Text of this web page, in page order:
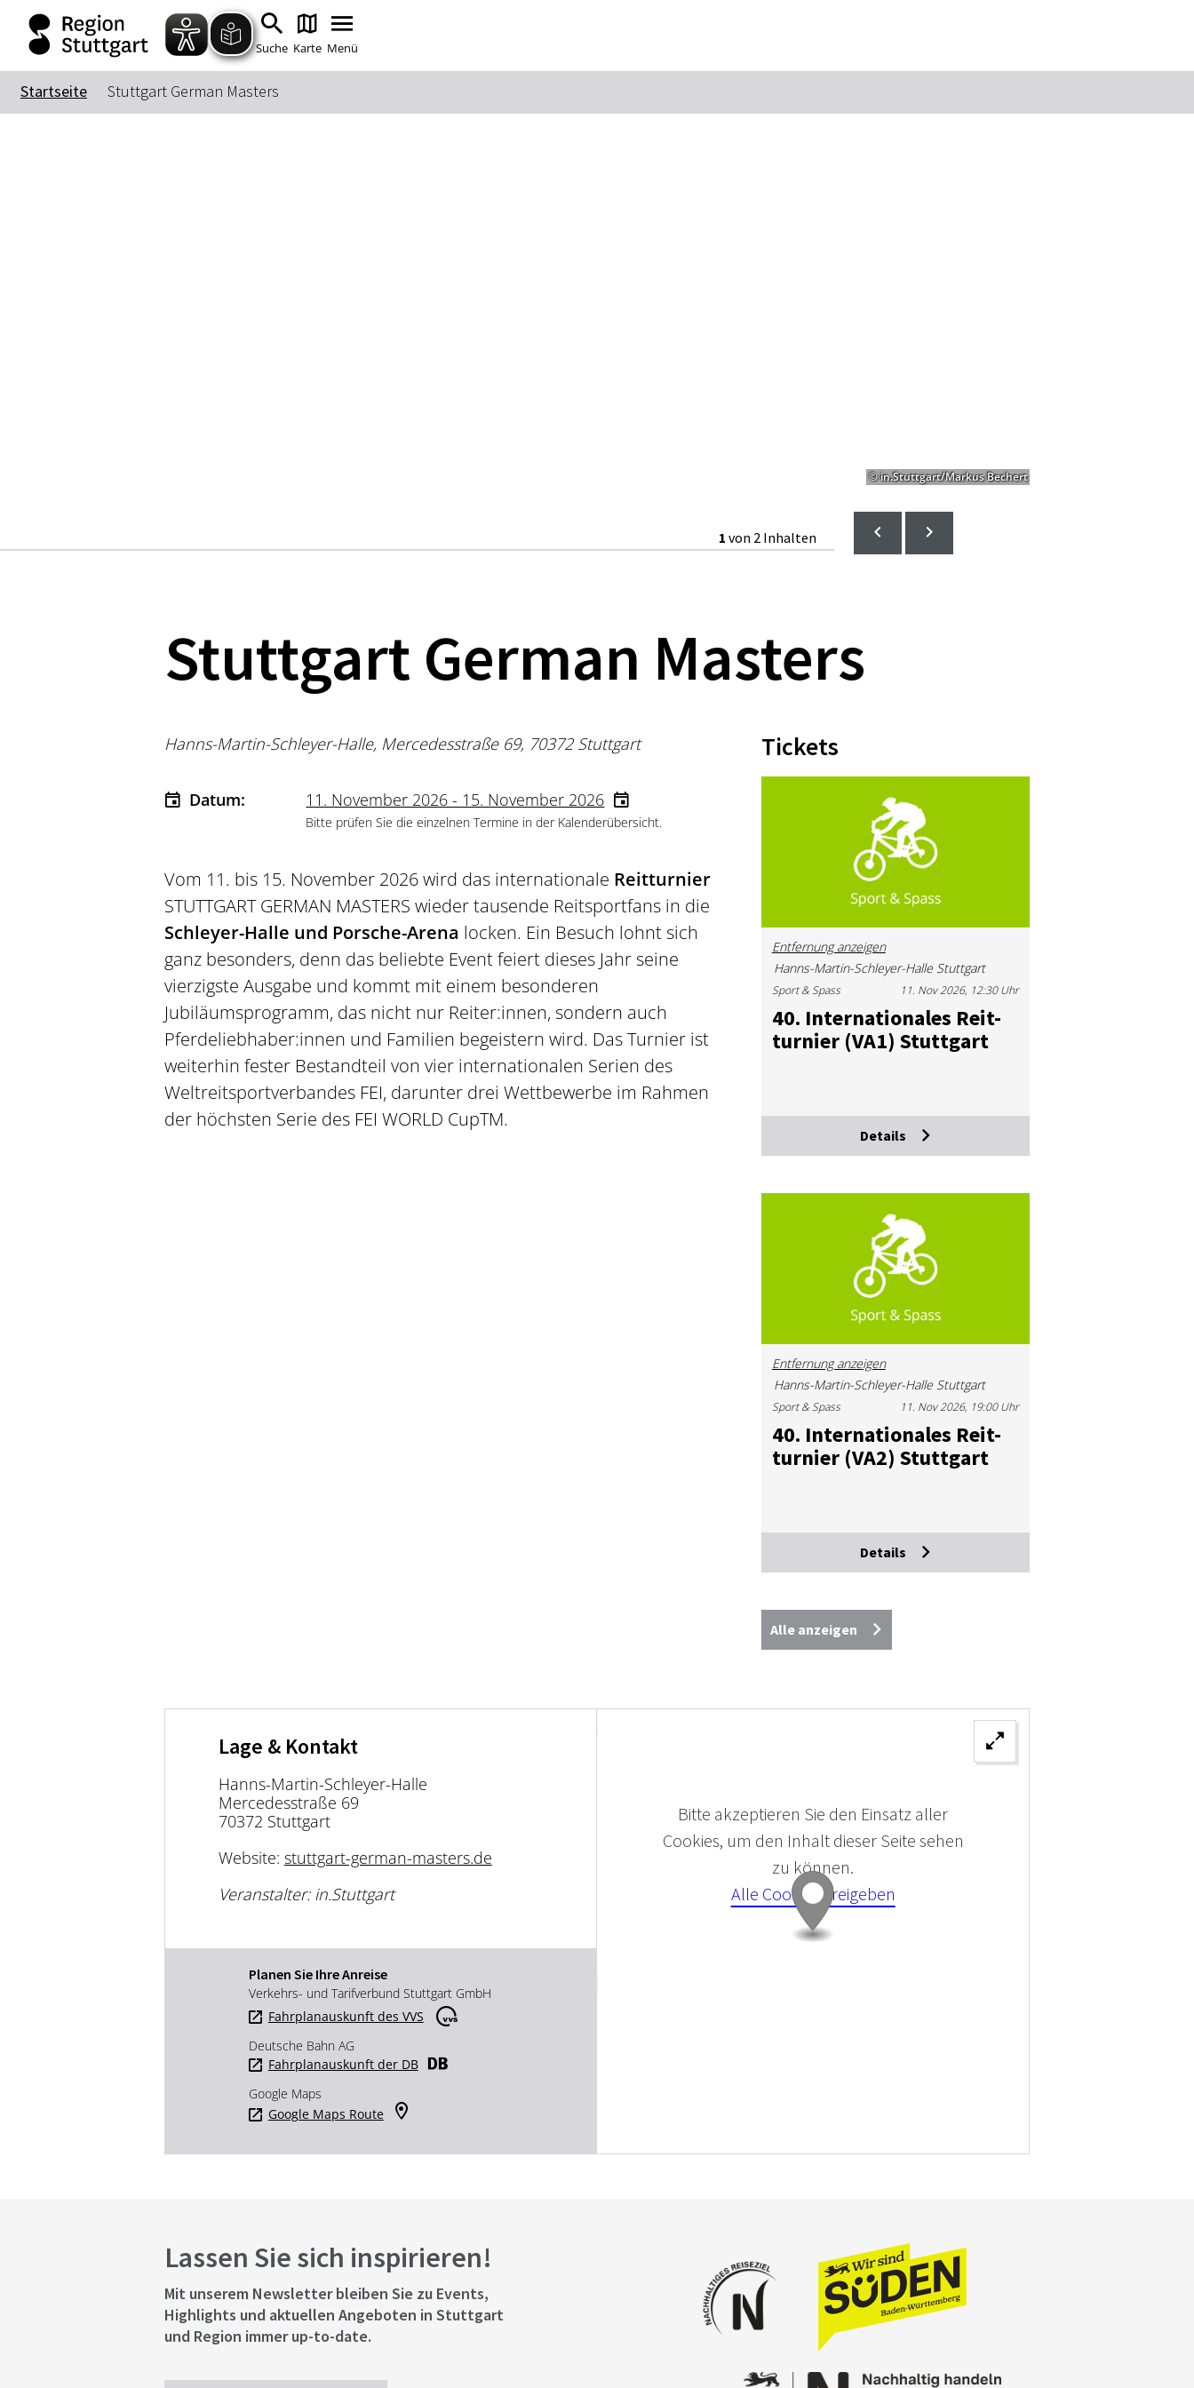
Suche Karte Menü
Suchbegriff
Startseite Stuttgart German Masters
© in.Stuttgart/Markus Bechert
1 von 2 Inhalten
Stuttgart German Masters
Hanns-Martin-Schleyer-Halle, Mercedesstraße 69, 70372 Stuttgart
Datum: 11. November 2026 - 15. November 2026
Bitte prüfen Sie die einzelnen Termine in der Kalenderübersicht.
Vom 11. bis 15. November 2026 wird das internationale Reitturnier
STUTTGART GERMAN MASTERS wieder tausende Reitsportfans in die
Schleyer-Halle und Porsche-Arena locken. Ein Besuch lohnt sich
ganz besonders, denn das beliebte Event feiert dieses Jahr seine
vierzigste Ausgabe und kommt mit einem besonderen
Jubiläumsprogramm, das nicht nur Reiter:innen, sondern auch
Pferdeliebhaber:innen und Familien begeistern wird. Das Turnier ist
weiterhin fester Bestandteil von vier internationalen Serien des
Weltreitsportverbandes FEI, darunter drei Wettbewerbe im Rahmen
der höchsten Serie des FEI WORLD CupTM.
Tickets
Entfernung anzeigen
Hanns-Martin-Schleyer-Halle Stuttgart
40. In­ter­na­tio­na­les Reit­
tur­nier (VA1) Stutt­gart
Sport & Spass 11. Nov 2026, 12:30 Uhr
Details
Entfernung anzeigen
Hanns-Martin-Schleyer-Halle Stuttgart
40. In­ter­na­tio­na­les Reit­
tur­nier (VA2) Stutt­gart
Sport & Spass 11. Nov 2026, 19:00 Uhr
Details
Alle anzeigen
Lage & Kontakt
Hanns-Martin-Schleyer-Halle
Mercedesstraße 69
70372 Stuttgart
Website: stuttgart-german-masters.de
Veranstalter: in.Stuttgart
Planen Sie Ihre Anreise
Verkehrs- und Tarifverbund Stuttgart GmbH
Fahrplanauskunft des VVS
Deutsche Bahn AG
Fahrplanauskunft der DB
Google Maps
Google Maps Route
Bitte akzeptieren Sie den Einsatz aller
Cookies, um den Inhalt dieser Seite sehen
zu können.
Alle Cookies Freigeben
Lassen Sie sich inspirieren!
Mit unserem Newsletter bleiben Sie zu Events,
Highlights und aktuellen Angeboten in Stuttgart
und Region immer up-to-date.